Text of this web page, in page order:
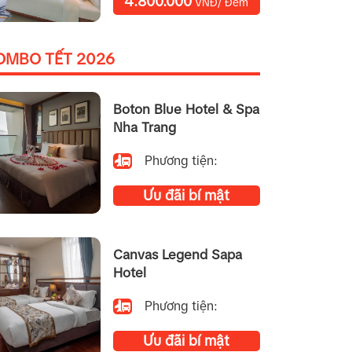
TẾT 2026
Boton Blue Hotel & Spa
Nha Trang
Phương tiện:
Ưu đãi bí mật
Canvas Legend Sapa
Hotel
Phương tiện:
Ưu đãi bí mật